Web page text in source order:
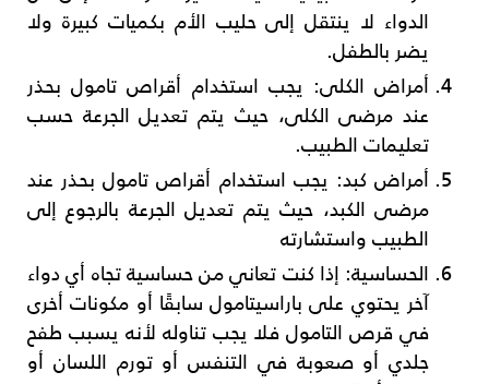
الدواء لا ينتقل إلى حليب الأم بكميات كبيرة ولا
يضر بالطفل.
أمراض الكلى: يجب استخدام أقراص تامول بحذر
عند مرضى الكلى، حيث يتم تعديل الجرعة حسب
تعليمات الطبيب.
أمراض كبد: يجب استخدام أقراص تامول بحذر عند
مرضى الكبد، حيث يتم تعديل الجرعة بالرجوع إلى
الطبيب واستشارته
الحساسية: إذا كنت تعاني من حساسية تجاه أي دواء
آخر يحتوي على باراسيتامول سابقًا أو مكونات أخرى
في قرص التامول فلا يجب تناوله لأنه يسبب طفح
جلدي أو صعوبة في التنفس أو تورم اللسان أو